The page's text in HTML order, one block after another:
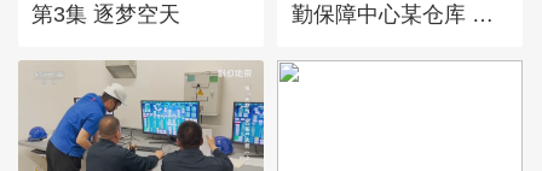
第3集 逐梦空天
勤保障中心某仓库 大